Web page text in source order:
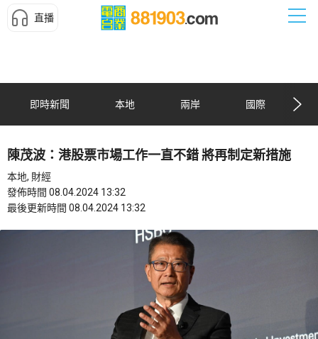
直播
即時新聞 本地 兩岸 國際
陳茂波：港股票市場工作一直不錯 將再制定新措施
本地, 財經
發佈時間 08.04.2024 13:32
最後更新時間 08.04.2024 13:32